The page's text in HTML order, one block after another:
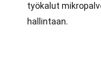
työkalut
hallintaan.